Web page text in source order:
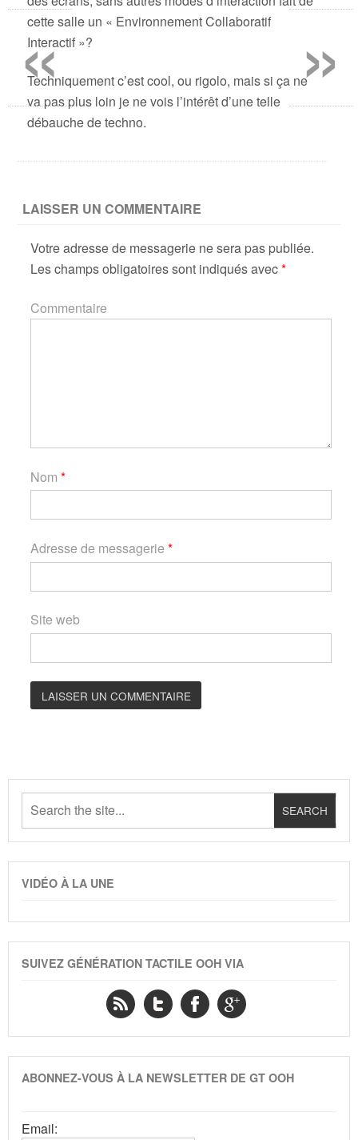
cette salle un « Environnement Collaboratif
Interactif »?
Techniquement c’est cool, ou rigolo, mais si ça ne
va pas plus loin je ne vois l’intérêt d’une telle
débauche de techno.
LAISSER UN COMMENTAIRE
Votre adresse de messagerie ne sera pas publiée.
Les champs obligatoires sont indiqués avec*
Commentaire
Nom *
Adresse de messagerie *
Site web
VIDÉO À LA UNE
SUIVEZ GÉNÉRATION TACTILE OOH VIA
ABONNEZ-VOUS À LA NEWSLETTER DE GT OOH
Email:
»
«